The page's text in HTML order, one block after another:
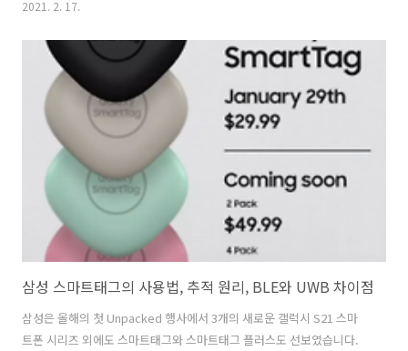
음 특정 앱 실행 속도가 느림 배터리 지속성 애플 워치 디자인과 디스플
레이 Apple Watch SE는 알루미늄 마감에 실버, 골드, 스페이스 그레이
로 구성되어 있으며, 시리즈 6와 같은 다른 색상 옵션이 없습니다. 하지
만 다양한 밴드 옵션으로 외관을 더욱 돋보이게 할 수 있습니다. Apple
Watch SE의 화면은 손목을 튕기면서 빠..
2021. 2. 17.
삼성 스마트태그의 사용법, 추적 원리, BLE와 UWB 차이점
삼성은 올해의 첫 Unpacked 행사에서 3개의 새로운 갤럭시 S21 스마
트폰 시리즈 외에도 스마트태그와 스마트태그 플러스도 선보였습니다.